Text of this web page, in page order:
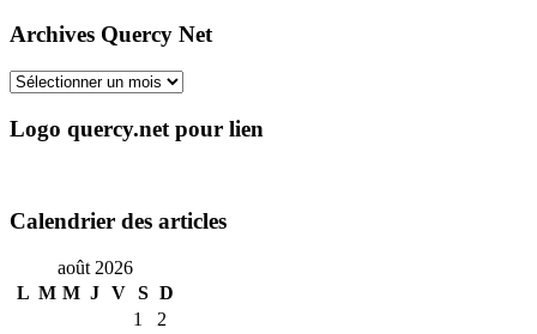
Archives Quercy Net
Archives
Net
Logo quercy.net pour lien
Calendrier des articles
août 2026
L M M J V S D
1
2